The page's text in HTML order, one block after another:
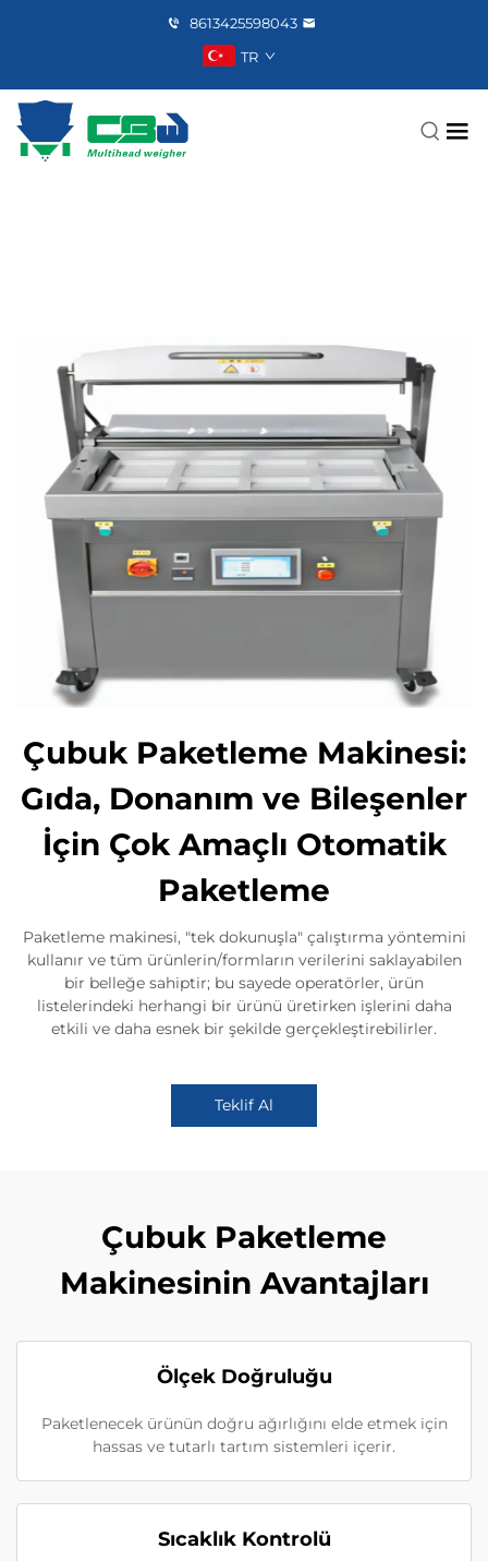
8613425598043
TR
Çubuk Paketleme Makinesi:
Gıda, Donanım ve Bileşenler
İçin Çok Amaçlı Otomatik
Paketleme
Paketleme makinesi, "tek dokunuşla" çalıştırma yöntemini
kullanır ve tüm ürünlerin/formların verilerini saklayabilen
bir belleğe sahiptir; bu sayede operatörler, ürün
listelerindeki herhangi bir ürünü üretirken işlerini daha
etkili ve daha esnek bir şekilde gerçekleştirebilirler.
Teklif Al
Çubuk Paketleme
Makinesinin Avantajları
Ölçek Doğruluğu
Paketlenecek ürünün doğru ağırlığını elde etmek için
hassas ve tutarlı tartım sistemleri içerir.
Sıcaklık Kontrolü